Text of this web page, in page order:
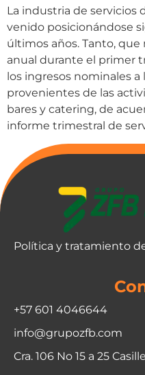
La industria de servicios
venido posicionándose
últimos años. Tanto,
anual durante el primer
los ingresos nominales
provenientes de las
bares y catering, de
informe trimestral de
Política y tratamiento
+57 601 4046644
info@grupozfb.com
Cra. 106 No 15 a 25